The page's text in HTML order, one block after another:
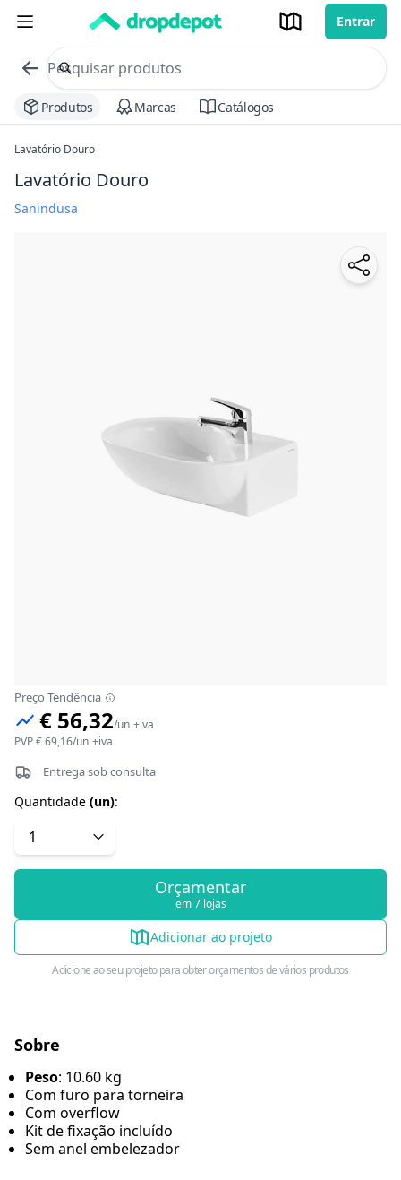
Entrar
commerce search no header
Procurar
Produtos Marcas Catálogos
Lavatório Douro
Lavatório Douro
Sanindusa
Preço Tendência
€ 56,32/un +iva
PVP€ 69,16/un +iva
Entrega sob consulta
Quantidade (un):
Orçamentar
em 7 lojas
Adicionar ao projeto
Adicione ao seu projeto para obter orçamentos de vários produtos
Sobre
Peso: 10.60 kg
Com furo para torneira
Com overflow
Kit de fixação incluído
Sem anel embelezador